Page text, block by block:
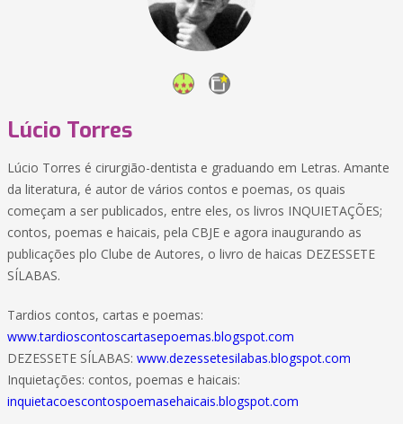
Lúcio Torres
Lúcio Torres é cirurgião-dentista e graduando em Letras. Amante
da literatura, é autor de vários contos e poemas, os quais
começam a ser publicados, entre eles, os livros INQUIETAÇÕES;
contos, poemas e haicais, pela CBJE e agora inaugurando as
publicações plo Clube de Autores, o livro de haicas DEZESSETE
SÍLABAS.
Tardios contos, cartas e poemas:
www.tardioscontoscartasepoemas.blogspot.com
DEZESSETE SÍLABAS: www.dezessetesilabas.blogspot.com
Inquietações: contos, poemas e haicais:
inquietacoescontospoemasehaicais.blogspot.com